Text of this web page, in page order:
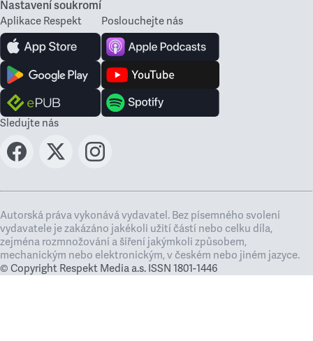
Nastavení soukromí
Aplikace Respekt Poslouchejte nás
Sledujte nás
Autorská práva vykonává vydavatel. Bez písemného svolení
vydavatele je zakázáno jakékoli užití částí nebo celku díla,
zejména rozmnožování a šíření jakýmkoli způsobem,
mechanickým nebo elektronickým, v českém nebo jiném jazyce.
© Copyright Respekt Media a.s. ISSN 1801-1446